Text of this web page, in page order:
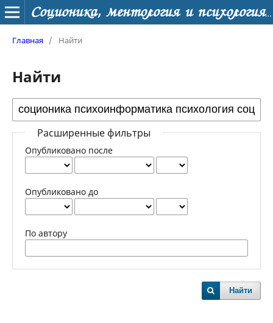
Соционика, ментология и психология личности
Главная / Найти
Найти
Расширенные фильтры
Опубликовано после
Опубликовано до
По автору
Найти